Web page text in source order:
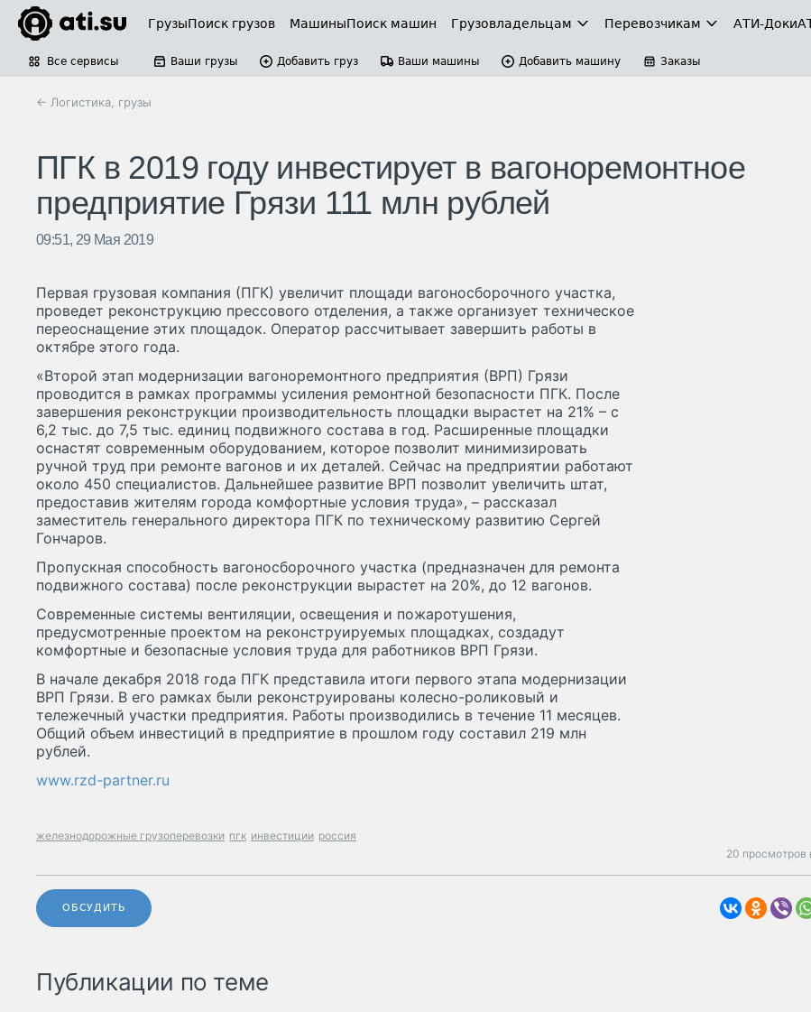
ГрузыПоиск грузов МашиныПоиск машин Грузовладельцам Перевозчикам АТИ-Доки
Все сервисы Ваши грузы Добавить груз Ваши машины Добавить машину Заказы
← Логистика, грузы
ПГК в 2019 году инвестирует в вагоноремонтное
предприятие Грязи 111 млн рублей
09:51, 29 Мая 2019
Первая грузовая компания (ПГК) увеличит площади вагоносборочного участка,
проведет реконструкцию прессового отделения, а также организует техническое
переоснащение этих площадок. Оператор рассчитывает завершить работы в
октябре этого года.
«Второй этап модернизации вагоноремонтного предприятия (ВРП) Грязи
проводится в рамках программы усиления ремонтной безопасности ПГК. После
завершения реконструкции производительность площадки вырастет на 21% – с
6,2 тыс. до 7,5 тыс. единиц подвижного состава в год. Расширенные площадки
оснастят современным оборудованием, которое позволит минимизировать
ручной труд при ремонте вагонов и их деталей. Сейчас на предприятии работают
около 450 специалистов. Дальнейшее развитие ВРП позволит увеличить штат,
предоставив жителям города комфортные условия труда», – рассказал
заместитель генерального директора ПГК по техническому развитию Сергей
Гончаров.
Пропускная способность вагоносборочного участка (предназначен для ремонта
подвижного состава) после реконструкции вырастет на 20%, до 12 вагонов.
Современные системы вентиляции, освещения и пожаротушения,
предусмотренные проектом на реконструируемых площадках, создадут
комфортные и безопасные условия труда для работников ВРП Грязи.
В начале декабря 2018 года ПГК представила итоги первого этапа модернизации
ВРП Грязи. В его рамках были реконструированы колесно-роликовый и
тележечный участки предприятия. Работы производились в течение 11 месяцев.
Общий объем инвестиций в предприятие в прошлом году составил 219 млн
рублей.
www.rzd-partner.ru
железнодорожные грузоперевозки пгк инвестиции россия
20 просмотров
ОБСУДИТЬ
Публикации по теме